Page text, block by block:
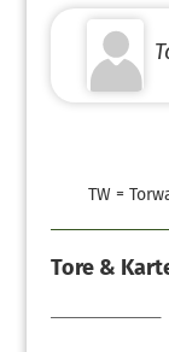
TW =
Tore &